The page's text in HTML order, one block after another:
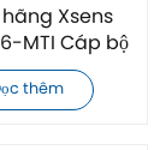
Xsens
MTI Cáp bộ
đổi giao diện
mô-đun
thêm